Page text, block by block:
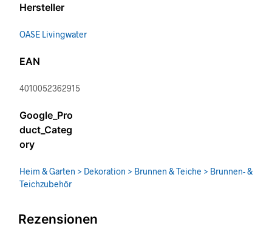
Hersteller
OASE Livingwater
EAN
4010052362915
Google_Pro
duct_Categ
ory
Heim & Garten > Dekoration > Brunnen & Teiche > Brunnen- &
Teichzubehör
Rezensionen